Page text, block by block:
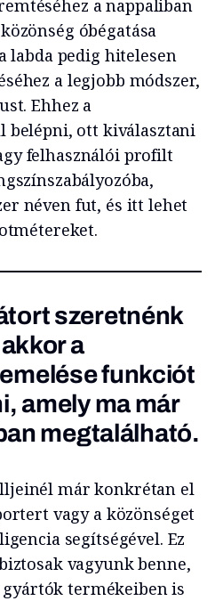
a nappaliban
óbégatása
labda pedig hitelesen
a legjobb módszer,
Ehhez a
belépni, ott kiválasztani
felhasználói profilt
néven fut, és itt lehet
szeretnénk
a
funkciót
amely ma már
megtalálható.
már konkrétan el
vagy a közönséget
segítségével. Ez
vagyunk benne,
termékeiben is